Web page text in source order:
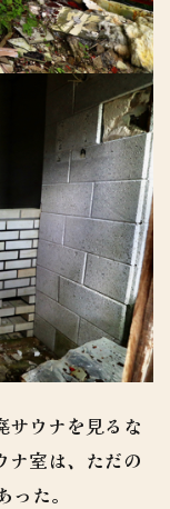
サウナを見るな
ナ室は、ただの
た。